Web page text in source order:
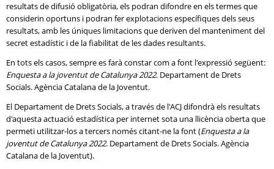
resultats de difusió obligatòria, els podran difondre en els termes que
considerin oportuns i podran fer explotacions específiques dels seus
resultats, amb les úniques limitacions que deriven del manteniment del
secret estadístic i de la fiabilitat de les dades resultants.
En tots els casos, sempre es farà constar com a font l'expressió següent:
Enquesta a la joventut de Catalunya 2022. Departament de Drets
Socials. Agència Catalana de la Joventut.
El Departament de Drets Socials, a través de l'ACJ difondrà els resultats
d'aquesta actuació estadística per internet sota una llicència oberta que
permeti utilitzar-los a tercers només citant-ne la font (Enquesta a la
joventut de Catalunya 2022. Departament de Drets Socials. Agència
Catalana de la Joventut).